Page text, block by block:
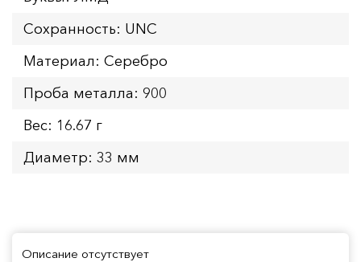
Сохранность: UNC
Материал: Серебро
Проба металла: 900
Вес: 16.67 г
Диаметр: 33 мм
Описание отсутствует